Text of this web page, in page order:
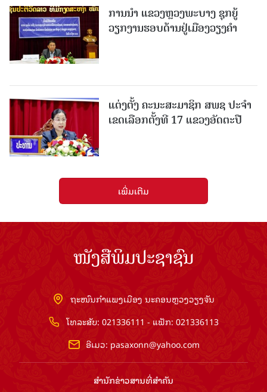
ການນຳ ແຂວງຫຼວງພະບາງ ຊຸກຍູ້
ວຽກງານຮອບດ້ານຢູ່ເມືອງວຽງຄໍາ
ແຕ່ງຕັ້ງ ຄະນະສະມາຊິກ ສພຊ ປະຈຳ
ເຂດເລືອກຕັ້ງທີ 17 ແຂວງອັດຕະປື
ເພີ່ມເຕີມ
ໜັງສືພິມປະຊາຊົນ
ຖະໜົນກຳແພງເມືອງ ນະຄອນຫຼວງວຽງຈັນ
ໂທລະສັບ: 021336111 - ແຟັກ: 021336113
ອີເມວ: pasaxonn@yahoo.com
ສຳ​ນັກ​ຂ່າວ​ສານ​ທີ່​ສຳ​ຄັນ​